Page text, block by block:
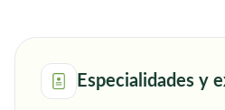
Especialidades y